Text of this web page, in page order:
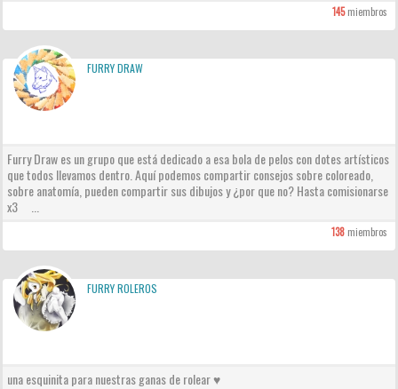
145miembros
FURRY DRAW
Furry Draw es un grupo que está dedicado a esa bola de pelos con dotes artísticos
que todos llevamos dentro. Aquí podemos compartir consejos sobre coloreado,
sobre anatomía, pueden compartir sus dibujos y ¿por que no? Hasta comisionarse
x3 ...
138miembros
FURRY ROLEROS
una esquinita para nuestras ganas de rolear ♥